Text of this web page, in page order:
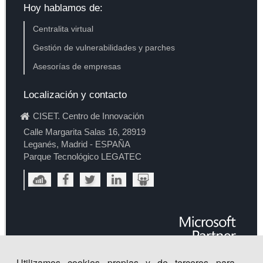
Hoy hablamos de:
Centralita virtual
Gestión de vulnerabilidades y parches
Asesorías de empresas
Localización y contacto
CISET. Centro de Innovación
Calle Margarita Salas 16, 28919
Leganés, Madrid - ESPAÑA
Parque Tecnológico LEGATEC